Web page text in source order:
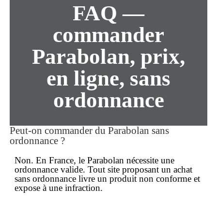
FAQ —
commander
Parabolan, prix,
en ligne, sans
ordonnance
Peut-on commander du Parabolan sans
ordonnance ?
Non. En France, le Parabolan nécessite une
ordonnance valide. Tout site proposant un achat
sans ordonnance livre un produit non conforme et
expose à une infraction.